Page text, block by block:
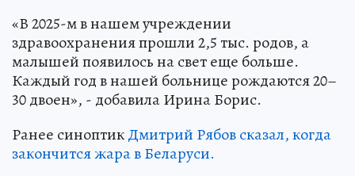
«В 2025-м в нашем учреждении
здравоохранения прошли 2,5 тыс. родов, а
малышей появилось на свет еще больше.
Каждый год в нашей больнице рождаются 20–
30 двоен», - добавила Ирина Борис.
Ранее синоптикДмитрий Рябов сказал, когда
закончится жара в Беларуси.